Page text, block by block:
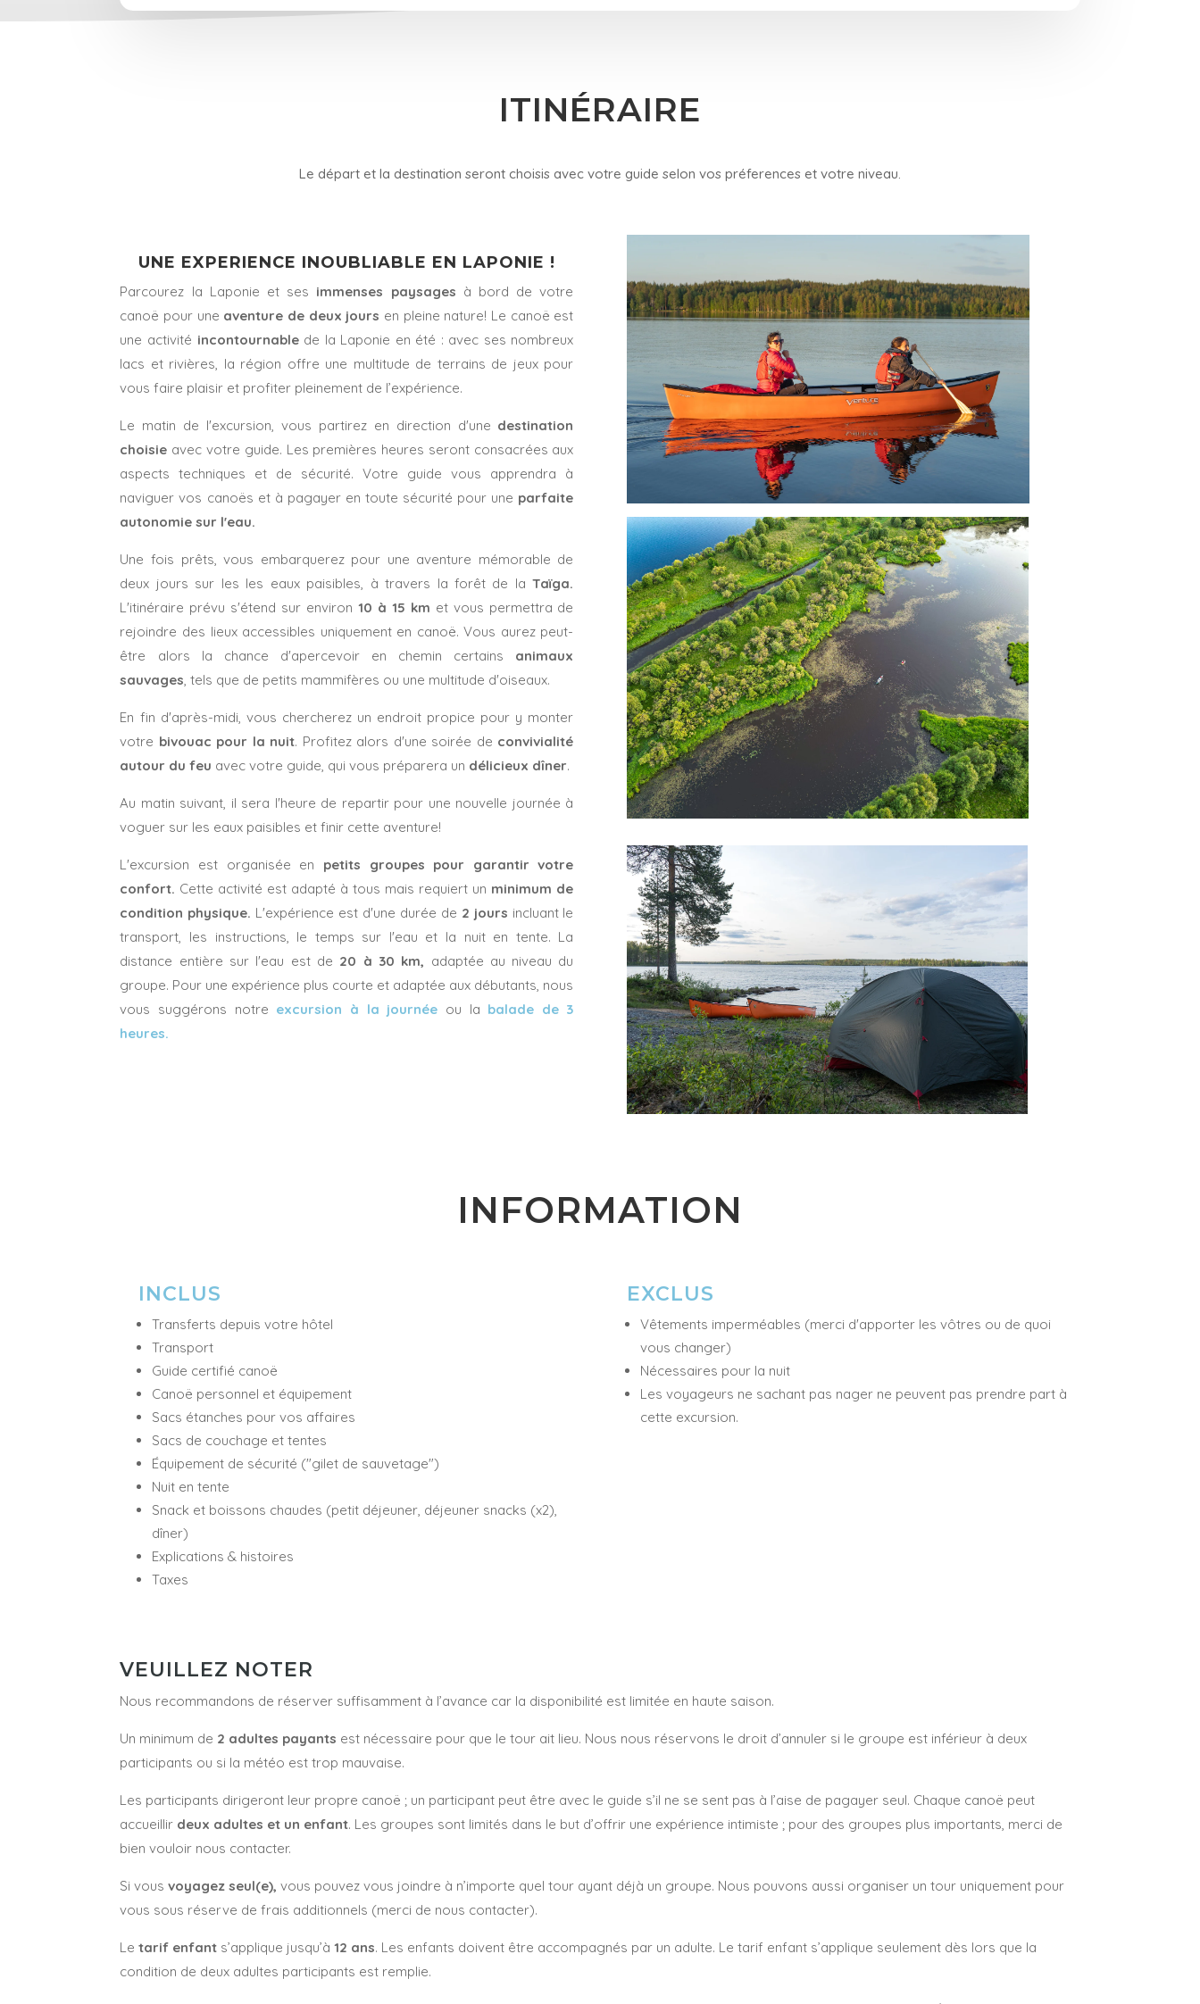
ITINÉRAIRE
Le départ et la destination seront choisis avec votre guide selon vos préferences et votre niveau.
UNE EXPERIENCE INOUBLIABLE EN LAPONIE !
Parcourez la Laponie et ses immenses paysages à bord de votre
canoë pour une aventure de deux jours en pleine nature! Le canoë est
une activité incontournablede la Laponie en été : avec ses nombreux
lacs et rivières, la région offre une multitude de terrains de jeux pour
vous faire plaisir et profiter pleinement de l’expérience.
Le matin de l'excursion, vous partirez en direction d'une destination
choisie avec votre guide. Les premières heures seront consacrées aux
aspects techniques et de sécurité. Votre guide vous apprendra à
naviguer vos canoës et à pagayer en toute sécurité pour une parfaite
autonomie sur l'eau.
Une fois prêts, vous embarquerez pour une aventure mémorable de
deux jours sur les les eaux paisibles, à travers la forêt de laTaïga.
L'itinéraire prévu s'étend sur environ 10 à 15 km et vous permettra de
rejoindre des lieux accessibles uniquement en canoë. Vous aurez peut-
être alors la chance d'apercevoir en chemin certains animaux
sauvages , tels que de petits mammifères ou une multitude d'oiseaux.
En fin d'après-midi, vous chercherez un endroit propice pour y monter
votre bivouac pour la nuit. Profitez alors d'une soirée de convivialité
autour du feu avec votre guide, qui vous préparera un délicieux dîner.
Au matin suivant, il sera l'heure de repartir pour une nouvelle journée à
voguer sur les eaux paisibles et finir cette aventure!
L'excursion est organisée en petits groupes pour garantir votre
confort. Cette activité est adapté à tous mais requiert un minimum de
condition physique. L'expérience est d'une durée de 2 jours incluant le
transport, les instructions, le temps sur l'eau et la nuit en tente. La
distance entière sur l'eau est de 20 à 30 km, adaptée au niveau du
groupe. Pour une expérience plus courte et adaptée aux débutants, nous
vous suggérons notre excursion à la journée ou la balade de 3
heures.
INFORMATION
INCLUS
Transferts depuis votre hôtel
Transport
Guide certifié canoë
Canoë personnel et équipement
Sacs étanches pour vos affaires
Sacs de couchage et tentes
Équipement de sécurité ("gilet de sauvetage")
Nuit en tente
Snack et boissons chaudes (petit déjeuner, déjeuner snacks (x2),
dîner)
Explications & histoires
Taxes
EXCLUS
Vêtements imperméables (merci d'apporter les vôtres ou de quoi
vous changer)
Nécessaires pour la nuit
Les voyageurs ne sachant pas nager ne peuvent pas prendre part à
cette excursion.
VEUILLEZ NOTER
Nous recommandons de réserver suffisamment à l’avance car la disponibilité est limitée en haute saison.
Un minimum de 2 adultes payants est nécessaire pour que le tour ait lieu. Nous nous réservons le droit d’annuler si le groupe est inférieur à deux
participants ou si la météo est trop mauvaise.
Les participants dirigeront leur propre canoë ; un participant peut être avec le guide s’il ne se sent pas à l’aise de pagayer seul. Chaque canoë peut
accueillir deux adultes et un enfant. Les groupes sont limités dans le but d’offrir une expérience intimiste ; pour des groupes plus importants, merci de
bien vouloir nous contacter.
Si vous voyagez seul(e), vous pouvez vous joindre à n’importe quel tour ayant déjà un groupe. Nous pouvons aussi organiser un tour uniquement pour
vous sous réserve de frais additionnels (merci de nous contacter).
Le tarif enfant s’applique jusqu’à12 ans. Les enfants doivent être accompagnés par un adulte. Le tarif enfant s’applique seulement dès lors que la
condition de deux adultes participants est remplie.